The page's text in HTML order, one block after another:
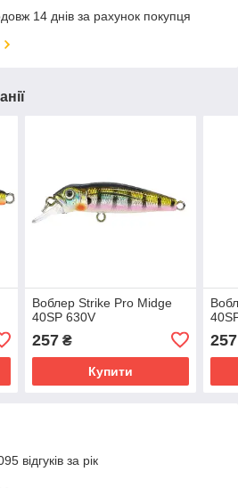
14 днів за рахунок покупця
Воблер Strike Pro Midge
40SP 630V
257₴
Купити
257
відгуків за рік